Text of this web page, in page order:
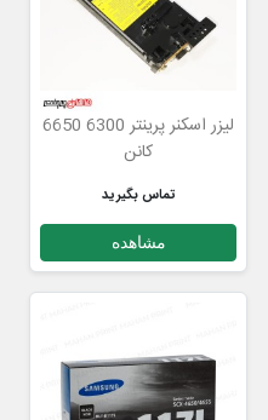
لیزر اسکنر پرینتر 6300 6650
کانن
تماس بگیرید
مشاهده